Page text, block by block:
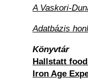
A Vaskori-
Adatbázis
Könyvtár
Hallstatt
Iron Age